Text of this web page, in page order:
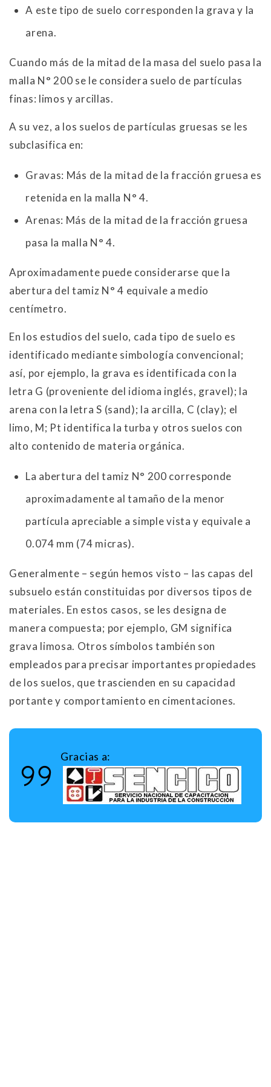
A este tipo de suelo corresponden la grava y la
arena.
Cuando más de la mitad de la masa del suelo pasa la
malla N° 200 se le considera suelo de partículas
finas: limos y arcillas.
A su vez, a los suelos de partículas gruesas se les
subclasifica en:
Gravas: Más de la mitad de la fracción gruesa es
retenida en la malla N° 4.
Arenas: Más de la mitad de la fracción gruesa
pasa la malla N° 4.
Aproximadamente puede considerarse que la
abertura del tamiz N° 4 equivale a medio
centímetro.
En los estudios del suelo, cada tipo de suelo es
identificado mediante simbología convencional;
así, por ejemplo, la grava es identificada con la
letra G (proveniente del idioma inglés, gravel); la
arena con la letra S (sand); la arcilla, C (clay); el
limo, M; Pt identifica la turba y otros suelos con
alto contenido de materia orgánica.
La abertura del tamiz N° 200 corresponde
aproximadamente al tamaño de la menor
partícula apreciable a simple vista y equivale a
0.074 mm (74 micras).
Generalmente – según hemos visto – las capas del
subsuelo están constituidas por diversos tipos de
materiales. En estos casos, se les designa de
manera compuesta; por ejemplo, GM significa
grava limosa. Otros símbolos también son
empleados para precisar importantes propiedades
de los suelos, que trascienden en su capacidad
portante y comportamiento en cimentaciones.
Gracias a: